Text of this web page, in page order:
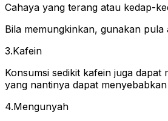
Cahaya yang terang atau kedap-
Bila memungkinkan, gunakan
3.Kafein
Konsumsi sedikit kafein juga
yang nantinya dapat
4.Mengunyah